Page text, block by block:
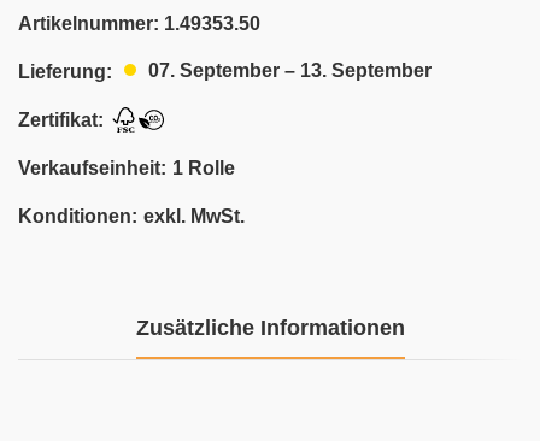
Artikelnummer: 1.49353.50
Lieferung: 07. September – 13. September
Zertifikat:
Verkaufseinheit: 1 Rolle
Konditionen: exkl. MwSt.
Zusätzliche Informationen